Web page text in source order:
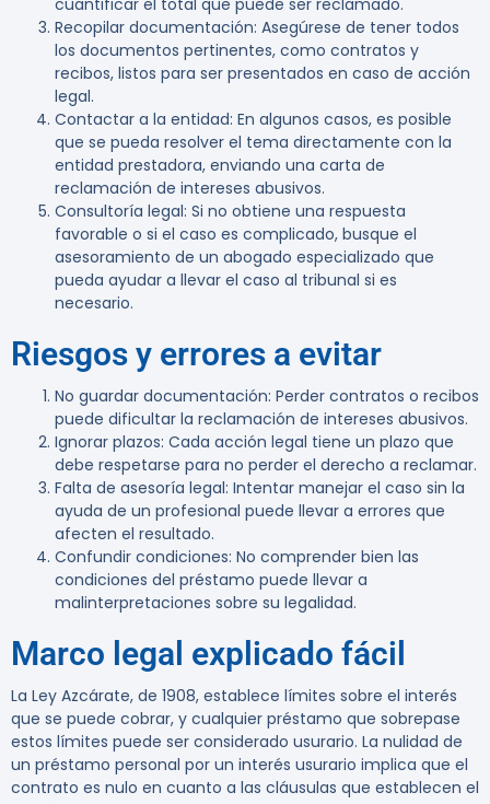
cuantificar el total que puede ser reclamado.
Recopilar documentación: Asegúrese de tener todos
los documentos pertinentes, como contratos y
recibos, listos para ser presentados en caso de acción
legal.
Contactar a la entidad: En algunos casos, es posible
que se pueda resolver el tema directamente con la
entidad prestadora, enviando una carta de
reclamación de intereses abusivos.
Consultoría legal: Si no obtiene una respuesta
favorable o si el caso es complicado, busque el
asesoramiento de un abogado especializado que
pueda ayudar a llevar el caso al tribunal si es
necesario.
Riesgos y errores a evitar
No guardar documentación: Perder contratos o recibos
puede dificultar la reclamación de intereses abusivos.
Ignorar plazos: Cada acción legal tiene un plazo que
debe respetarse para no perder el derecho a reclamar.
Falta de asesoría legal: Intentar manejar el caso sin la
ayuda de un profesional puede llevar a errores que
afecten el resultado.
Confundir condiciones: No comprender bien las
condiciones del préstamo puede llevar a
malinterpretaciones sobre su legalidad.
Marco legal explicado fácil
La Ley Azcárate, de 1908, establece límites sobre el interés
que se puede cobrar, y cualquier préstamo que sobrepase
estos límites puede ser considerado usurario. La nulidad de
un préstamo personal por un interés usurario implica que el
contrato es nulo en cuanto a las cláusulas que establecen el